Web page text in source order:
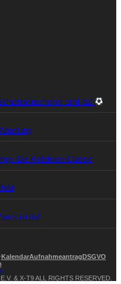
sind da!
Die Kollektion Classic
ist da!
KalendarAufnahmeantragDSGVO
& X-T9 ALL RIGHTS RESERVED.